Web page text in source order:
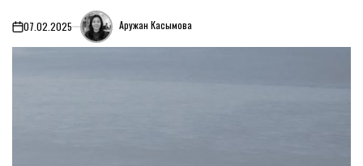
on07.02.2025 Аружан Касымова